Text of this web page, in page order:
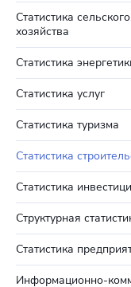
Статистика
хозяйства
Статистика
Статистика услуг
Статистика туризма
Статистика
Статистика
Структурная
Статистика
Информационно-